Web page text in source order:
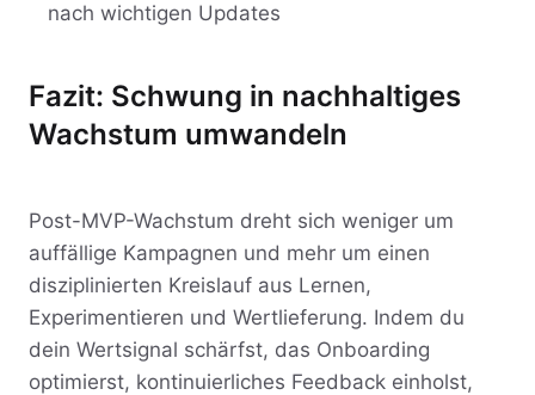
nach wichtigen Updates
Fazit: Schwung in nachhaltiges
Wachstum umwandeln
Post-MVP-Wachstum dreht sich weniger um
auffällige Kampagnen und mehr um einen
disziplinierten Kreislauf aus Lernen,
Experimentieren und Wertlieferung. Indem du
dein Wertsignal schärfst, das Onboarding
optimierst, kontinuierliches Feedback einholst,